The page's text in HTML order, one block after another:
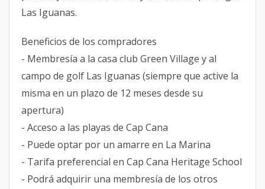
Las Iguanas.
Beneficios de los compradores
- Membresía a la casa club Green Village y al
campo de golf Las Iguanas (siempre que active la
misma en un plazo de 12 meses desde su
apertura)
- Acceso a las playas de Cap Cana
- Puede optar por un amarre en La Marina
- Tarifa preferencial en Cap Cana Heritage School
- Podrá adquirir una membresía de los otros